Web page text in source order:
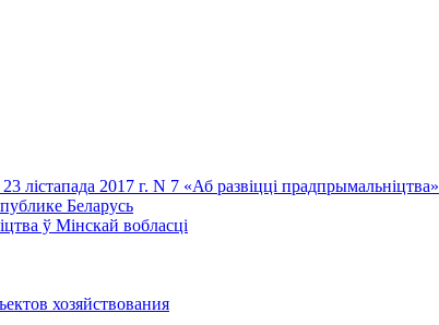
лістапада 2017 г. N 7 «Аб развіцці прадпрымальніцтва»
Беларусь
ў Мінскай вобласці
хозяйствования